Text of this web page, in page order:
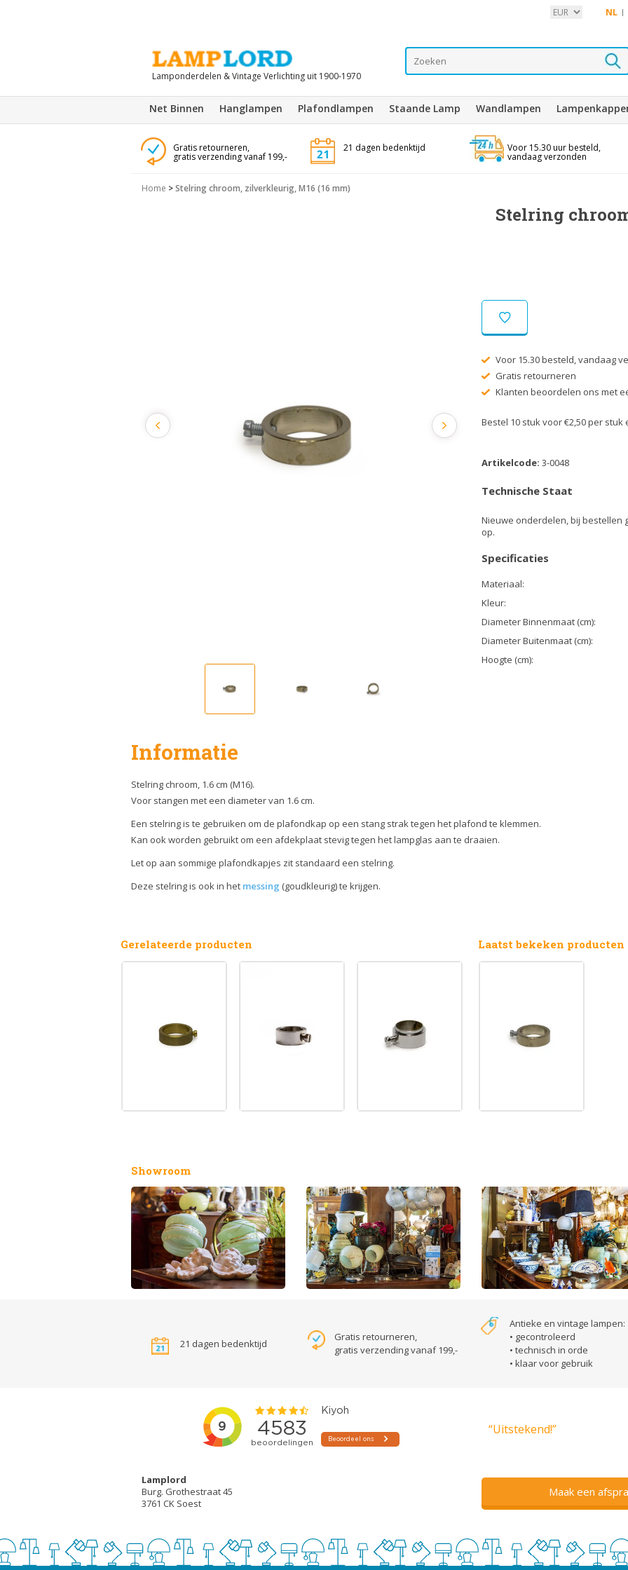
NL
Lamponderdelen & Vintage Verlichting uit 1900-1970
Net Binnen Hanglampen Plafondlampen Staande Lamp Wandlampen
Gratis retourneren,
gratis verzending vanaf 199,-
21 dagen bedenktijd Voor 15.30 uur besteld,
vandaag verzonden
Home >Stelring chroom, zilverkleurig, M16 (16 mm)
Stelring
Voor 15.30 besteld, vandaag
Gratis retourneren
Klanten beoordelen ons met
Bestel 10 stuk voor €2,50 per stuk
Artikelcode: 3-0048
Technische Staat
Nieuwe onderdelen, bij bestellen
op.
Specificaties
Materiaal:
Kleur:
Diameter Binnenmaat (cm):
Diameter Buitenmaat (cm):
Hoogte (cm):
Informatie
Stelring chroom, 1.6 cm (M16).
Voor stangen met een diameter van 1.6 cm.
Een stelring is te gebruiken om de plafondkap op een stang strak tegen het plafond te klemmen.
Kan ook worden gebruikt om een afdekplaat stevig tegen het lampglas aan te draaien.
Let op aan sommige plafondkapjes zit standaard een stelring.
Deze stelring is ook in het messing (goudkleurig) te krijgen.
Gerelateerde producten Laatst bekeken producten
Showroom
21 dagen bedenktijd
Gratis retourneren,
gratis verzending vanaf 199,-
Antieke en vintage lampen:
• gecontroleerd
• technisch in orde
• klaar voor gebruik
“Uitstekend!”
Lamplord
Burg. Grothestraat 45
3761 CK Soest
Maak een